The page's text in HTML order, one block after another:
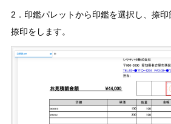
2．印鑑パレットから印鑑を選択し、捺
捺印をします。